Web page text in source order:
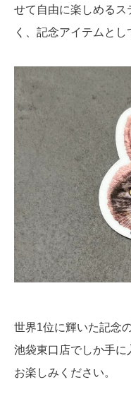
せて自由に楽しめるス
く、記念アイテムとし
世界1位に輝いた記念
池袋東口店でしか手に
お楽しみください。